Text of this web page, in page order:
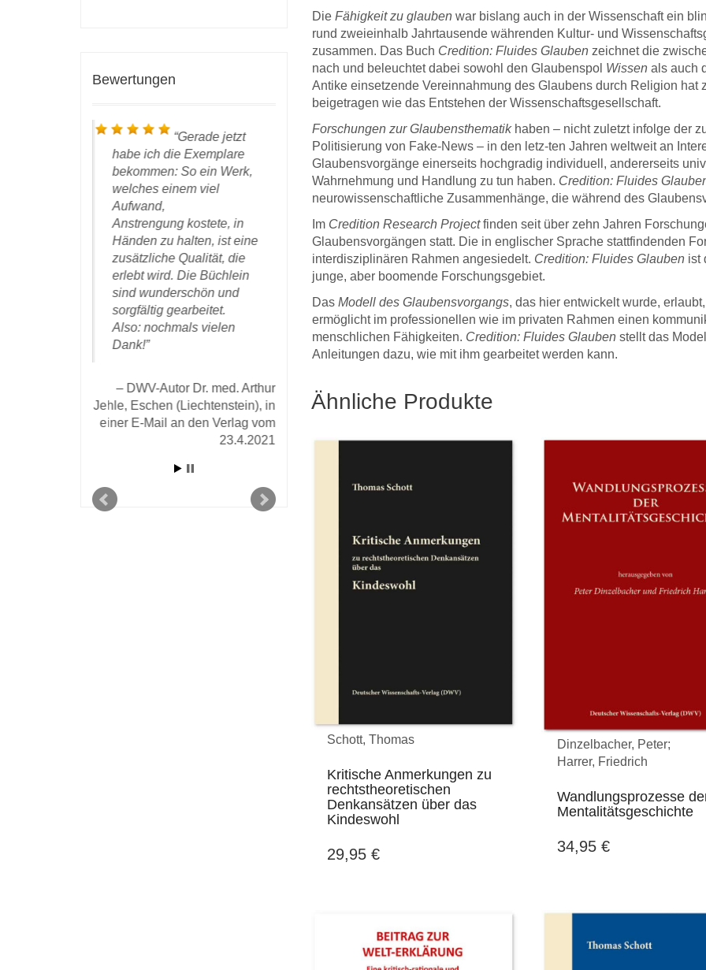
Die Fähigkeit zu glauben war bislang auch in der Wissenschaft ein
rund zweieinhalb Jahrtausende währenden Kultur- und
zusammen. Das Buch Credition: Fluides Glaubenzeichnet die
nach und beleuchtet dabei sowohl den Glaubenspol Wissenals auch
Antike einsetzende Vereinnahmung des Glaubens durch Religion hat
beigetragen wie das Entstehen der Wissenschaftsgesellschaft.
Forschungen zur Glaubensthematikhaben – nicht zuletzt infolge der
Politisierung von Fake-News – in den letz-ten Jahren weltweit an
Glaubensvorgänge einerseits hochgradig individuell, andererseits
Wahrnehmung und Handlung zu tun haben. Credition: Fluides
neurowissenschaftliche Zusammenhänge, die während des
ImCredition Research Projectfinden seit über zehn Jahren
Glaubensvorgängen statt. Die in englischer Sprache stattfindenden
interdisziplinären Rahmen angesiedelt. Credition: Fluides Glaubenist
junge, aber boomende Forschungsgebiet.
Das Modell des Glaubensvorgangs, das hier entwickelt wurde,
ermöglicht im professionellen wie im privaten Rahmen einen
menschlichen Fähigkeiten. Credition: Fluides Glaubenstellt das
Anleitungen dazu, wie mit ihm gearbeitet werden kann.
Ähnliche Produkte
Schott, Thomas
Kritische Anmerkungen zu
rechtstheoretischen
Denkansätzen über das
Kindeswohl
29,95 €
Dinzelbacher, Peter;
Harrer, Friedrich
Wandlungsprozesse
Mentalitätsgeschichte
34,95 €
Bewertungen
Gerade jetzt
habe ich die Exemplare
bekommen: So ein Werk,
welches einem viel
Aufwand,
Anstrengung kostete, in
Händen zu halten, ist eine
zusätzliche Qualität, die
erlebt wird. Die Büchlein
sind wunderschön und
sorgfältig gearbeitet.
Also: nochmals vielen
Dank!
DWV-Autor Dr. med. Arthur
Jehle, Eschen (Liechtenstein), in
einer E-Mail an den Verlag vom
23.4.2021
… ich bin froh,
bei Ihnen publiziert zu
haben, ihr Verlag leistet
sehr gute Arbeit und kann
nur wärmstens
weiterempfohlen werden.
DWV-Autor Dr. Michael
Günther in einer E-mail vom 9.
Oktober 2016 an den Verlag
… soeben
konnte ich mit großer
Freude ein Exemplar
meines frisch
erschienenen Buches
auspacken. … Ich danke
Ihnen sehr herzlich für die
schnelle und kompetente
Abwicklung aller
Druckprozesse und für
Ihre freundliche
Unterstützung.
Walz in einer E-Mail an den
das
bald
meine
mich
ist ja
ist es.
Laden
Ihr
…
und
DWV-
einer